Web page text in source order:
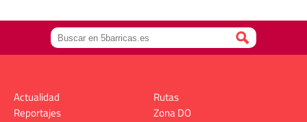
Actualidad
Reportajes
Rutas
Zona DO